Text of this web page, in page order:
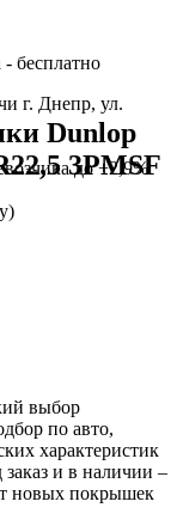
бесплатно
г. Днепр, ул.
до +2,9%
Dunlop
3PMSF
выбор
по авто,
характеристик
и в наличии –
новых покрышек